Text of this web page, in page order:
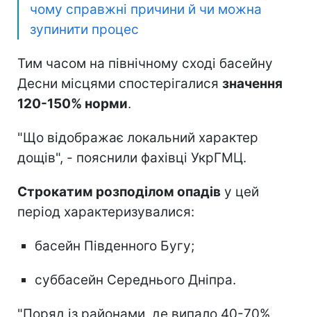
чому справжні причини й чи можна
зупинити процес
Тим часом на північному сході басейну
Десни місцями спостерігалися значення
120-150% норми.
"Що відображає локальний характер
дощів", - пояснили фахівці УкрГМЦ.
Строкатим розподілом опадів у цей
період характеризувалися:
басейн Південного Бугу;
суббасейн Середнього Дніпра.
"Поряд із районами, де випало 40-70%